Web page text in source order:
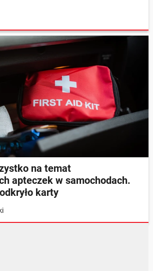
na temat
apteczek w samochodach.
karty